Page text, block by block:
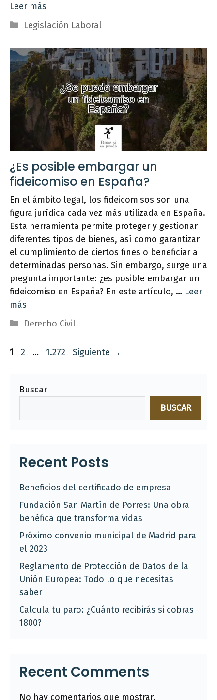
Leer más
Categorías
Legislación Laboral
¿Es posible embargar un
fideicomiso en España?
En el ámbito legal, los fideicomisos son una
figura jurídica cada vez más utilizada en España.
Esta herramienta permite proteger y gestionar
diferentes tipos de bienes, así como garantizar
el cumplimiento de ciertos fines o beneficiar a
determinadas personas. Sin embargo, surge una
pregunta importante: ¿es posible embargar un
fideicomiso en España? En este artículo, … Leer
más
Categorías
Derecho Civil
Página
1 Página
2 … Página
1.272 Siguiente →
Buscar
BUSCAR
Recent Posts
Beneficios del certificado de empresa
Fundación San Martín de Porres: Una obra
benéfica que transforma vidas
Próximo convenio municipal de Madrid para
el 2023
Reglamento de Protección de Datos de la
Unión Europea: Todo lo que necesitas
saber
Calcula tu paro: ¿Cuánto recibirás si cobras
1800?
Recent Comments
No hay comentarios que mostrar.